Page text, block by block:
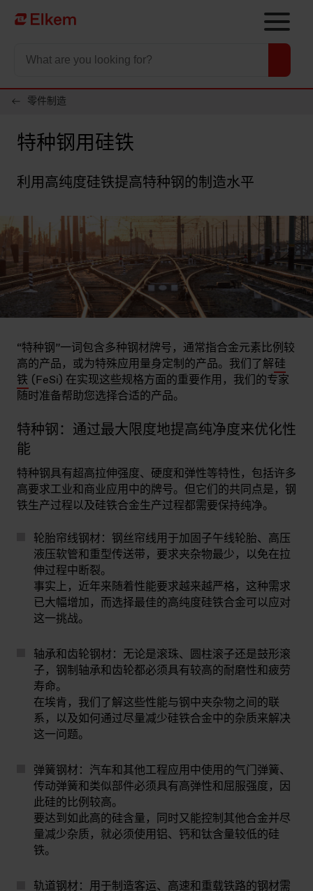
Skip to main content
To start page
零件制造
特种钢用硅铁
利用高纯度硅铁提高特种钢的制造水平
“特种钢”一词包含多种钢材牌号，通常指合金元素比例较
高的产品，或为特殊应用量身定制的产品。我们了解硅
铁 (FeSi) 在实现这些规格方面的重要作用，我们的专家
随时准备帮助您选择合适的产品。
特种钢：通过最大限度地提高纯净度来优化性
能
特种钢具有超高拉伸强度、硬度和弹性等特性，包括许多
高要求工业和商业应用中的牌号。但它们的共同点是，钢
铁生产过程以及硅铁合金生产过程都需要保持纯净。
轮胎帘线钢材： 钢丝帘线用于加固子午线轮胎、高压
液压软管和重型传送带，要求夹杂物最少，以免在拉
伸过程中断裂。
事实上，近年来随着性能要求越来越严格，这种需求
已大幅增加，而选择最佳的高纯度硅铁合金可以应对
这一挑战。
轴承和齿轮钢材： 无论是滚珠、圆柱滚子还是鼓形滚
子，钢制轴承和齿轮都必须具有较高的耐磨性和疲劳
寿命。
在埃肯，我们了解这些性能与钢中夹杂物之间的联
系，以及如何通过尽量减少硅铁合金中的杂质来解决
这一问题。
弹簧钢材： 汽车和其他工程应用中使用的气门弹簧、
传动弹簧和类似部件必须具有高弹性和屈服强度，因
此硅的比例较高。
要达到如此高的硅含量，同时又能控制其他合金并尽
量减少杂质，就必须使用铝、钙和钛含量较低的硅
铁。
轨道钢材： 用于制造客运、高速和重载铁路的钢材需